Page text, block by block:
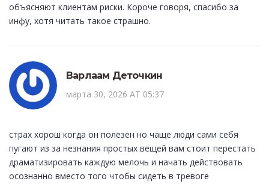
объясняют клиентам риски. Короче говоря, спасибо за
инфу, хотя читать такое страшно.
Варлаам Деточкин
марта 30, 2026 AT 05:37
страх хорош когда он полезен но чаще люди сами себя
пугают из за незнания простых вещей вам стоит перестать
драматизировать каждую мелочь и начать действовать
осознанно вместо того чтобы сидеть в тревоге